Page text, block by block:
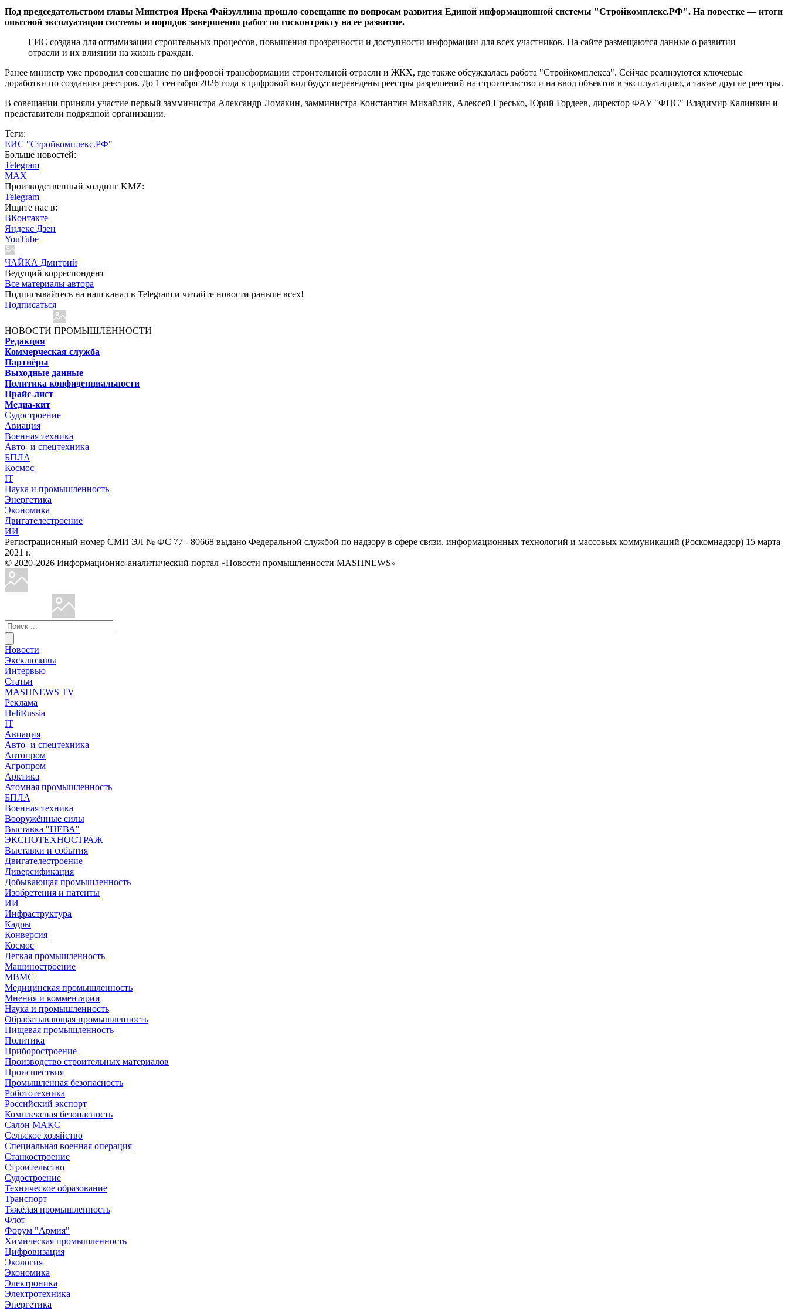
Под председательством главы Минстроя Ирека Файзуллина прошло совещание по вопросам развития Единой информационной системы "Стройкомплекс.РФ". На повестке — итоги
опытной эксплуатации системы и порядок завершения работ по госконтракту на ее развитие.
ЕИС создана для оптимизации строительных процессов, повышения прозрачности и доступности информации для всех участников. На сайте размещаются данные о развитии
отрасли и их влиянии на жизнь граждан.
Ранее министр уже проводил совещание по цифровой трансформации строительной отрасли и ЖКХ, где также обсуждалась работа "Стройкомплекса". Сейчас реализуются ключевые
доработки по созданию реестров. До 1 сентября 2026 года в цифровой вид будут переведены реестры разрешений на строительство и на ввод объектов в эксплуатацию, а также другие реестры.
В совещании приняли участие первый замминистра Александр Ломакин, замминистра Константин Михайлик, Алексей Ересько, Юрий Гордеев, директор ФАУ "ФЦС" Владимир Калинкин и
представители подрядной организации.
Теги:
ЕИС "Стройкомплекс.РФ"
Больше новостей:
Telegram
MAX
Производственный холдинг KMZ:
Telegram
Ищите нас в:
ВКонтакте
Яндекс Дзен
YouTube
ЧАЙКА Дмитрий
Ведущий корреспондент
Все материалы автора
Подписывайтесь на наш канал в Telegram и читайте новости раньше всех!
Подписаться
НОВОСТИ ПРОМЫШЛЕННОСТИ
Редакция
Коммерческая служба
Партнёры
Выходные данные
Политика конфиденциальности
Прайс-лист
Медиа-кит
Судостроение
Авиация
Военная техника
Авто- и спецтехника
БПЛА
Космос
IT
Наука и промышленность
Энергетика
Экономика
Двигателестроение
ИИ
Регистрационный номер СМИ ЭЛ № ФС 77 - 80668 выдано Федеральной службой по надзору в сфере связи, информационных технологий и массовых коммуникаций (Роскомнадзор) 15 марта
2021 г.
© 2020-2026 Информационно-аналитический портал «Новости промышленности MASHNEWS»
Новости
Эксклюзивы
Интервью
Статьи
MASHNEWS TV
Реклама
HeliRussia
IT
Авиация
Авто- и спецтехника
Автопром
Агропром
Арктика
Атомная промышленность
БПЛА
Военная техника
Вооружённые силы
Выставка "НЕВА"
ЭКСПОТЕХНОСТРАЖ
Выставки и события
Двигателестроение
Диверсификация
Добывающая промышленность
Изобретения и патенты
ИИ
Инфраструктура
Кадры
Конверсия
Космос
Легкая промышленность
Машиностроение
МВМС
Медицинская промышленность
Мнения и комментарии
Наука и промышленность
Обрабатывающая промышленность
Пищевая промышленность
Политика
Приборостроение
Производство строительных материалов
Происшествия
Промышленная безопасность
Робототехника
Российский экспорт
Комплексная безопасность
Салон МАКС
Сельское хозяйство
Специальная военная операция
Станкостроение
Строительство
Судостроение
Техническое образование
Транспорт
Тяжёлая промышленность
Флот
Форум "Армия"
Химическая промышленность
Цифровизация
Экология
Экономика
Электроника
Электротехника
Энергетика